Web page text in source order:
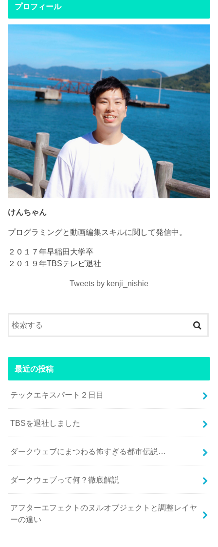
プロフィール
けんちゃん
プログラミングと動画編集スキルに関して発信中。
２０１７年早稲田大学卒
２０１９年TBSテレビ退社
Tweets by kenji_nishie
最近の投稿
テックエキスパート２日目
TBSを退社しました
ダークウェブにまつわる怖すぎる都市伝説…
ダークウェブって何？徹底解説
アフターエフェクトのヌルオブジェクトと調整レイヤ
ーの違い